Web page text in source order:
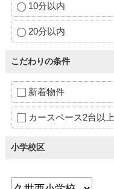
10分以内
20分以内
こだわりの条件
新着物件
カースペース2台以上
小学校区